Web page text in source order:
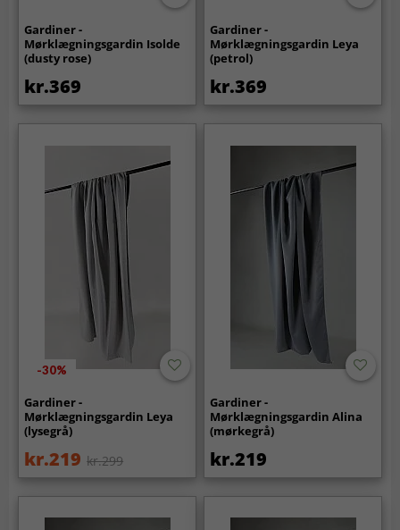
Gardiner -
Mørklægningsgardin Isolde
(dusty rose)
kr.369
Gardiner -
Mørklægningsgardin Leya
(petrol)
kr.369
-30%
Gardiner -
Mørklægningsgardin Leya
(lysegrå)
kr.219 kr.299
Gardiner -
Mørklægningsgardin Alina
(mørkegrå)
kr.219